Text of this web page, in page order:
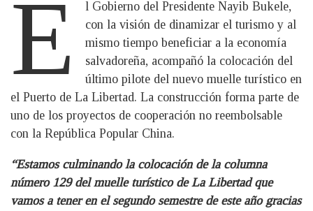
E
l Gobierno del Presidente Nayib Bukele,
con la visión de dinamizar el turismo y al
mismo tiempo beneficiar a la economía
salvadoreña, acompañó la colocación del
último pilote del nuevo muelle turístico en
el Puerto de La Libertad. La construcción forma parte de
uno de los proyectos de cooperación no reembolsable
con la República Popular China.
“Estamos culminando la colocación de la columna
número 129 del muelle turístico de La Libertad que
vamos a tener en el segundo semestre de este año gracias